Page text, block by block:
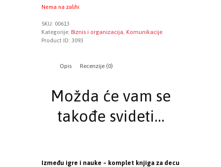
Nema na zalihi
SKU: 00613
Kategorije: Biznis i organizacija, Komunikacije
Product ID: 3093
Opis Recenzije (0)
Možda će vam se
takođe svideti…
Između igre i nauke – komplet knjiga za decu